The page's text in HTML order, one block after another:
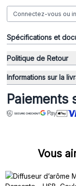
Connectez-vous ou
Spécifications et
Politique de Retour
Informations sur la
Paiements
Vous